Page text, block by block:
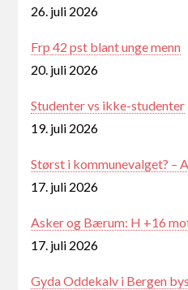
26. juli 2026
Frp 42 pst blant unge menn
20. juli 2026
Studenter vs ikke-studenter
19. juli 2026
Størst i kommunevalget? –
17. juli 2026
Asker og Bærum: H +16
17. juli 2026
Gyda Oddekalv i Bergen